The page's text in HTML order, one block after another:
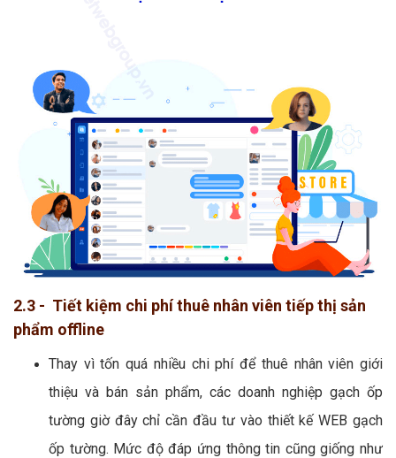
2.3 - Tiết kiệm chi phí thuê nhân viên tiếp thị sản
phẩm offline
Thay vì tốn quá nhiều chi phí để thuê nhân viên giới
thiệu và bán sản phẩm, các doanh nghiệp gạch ốp
tường giờ đây chỉ cần đầu tư vào thiết kế WEB gạch
ốp tường. Mức độ đáp ứng thông tin cũng giống như